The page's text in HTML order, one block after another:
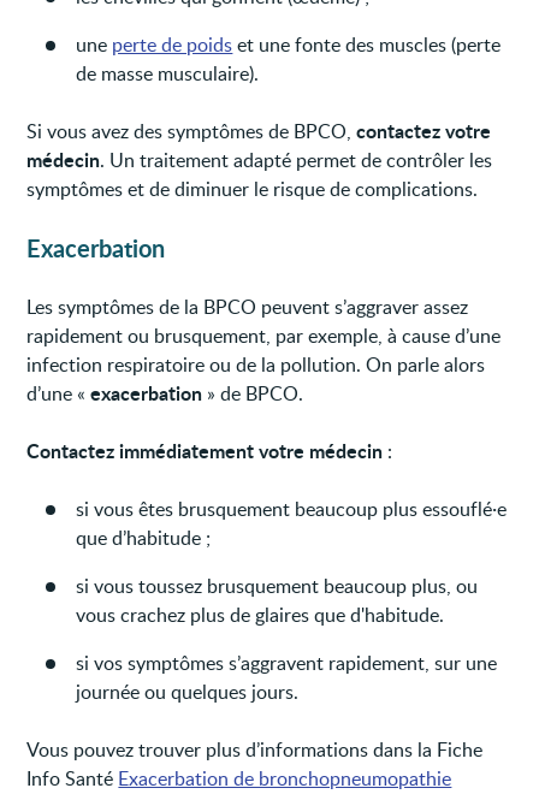
une perte de poidset une fonte des muscles (perte
de masse musculaire).
Si vous avez des symptômes de BPCO,contactez votre
médecin. Un traitement adapté permet de contrôler les
symptômes et de diminuer le risque de complications.
Exacerbation
Les symptômes de la BPCO peuvent s’aggraver assez
rapidement ou brusquement, par exemple, à cause d’une
infection respiratoire ou de la pollution. On parle alors
d’une «exacerbation » de BPCO.
Contactez immédiatement votre médecin :
si vous êtes brusquement beaucoup plus essouflé·e
que d’habitude ;
si vous toussez brusquement beaucoup plus, ou
vous crachez plus de glaires que d'habitude.
si vos symptômes s’aggravent rapidement, sur une
journée ou quelques jours.
Vous pouvez trouver plus d’informations dans la Fiche
Info Santé Exacerbation de bronchopneumopathie